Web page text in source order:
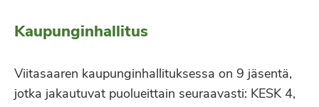
Kaupunginhallitus
Viitasaaren kaupunginhallituksessa on 9 jäsentä,
jotka jakautuvat puolueittain seuraavasti: KESK 4,